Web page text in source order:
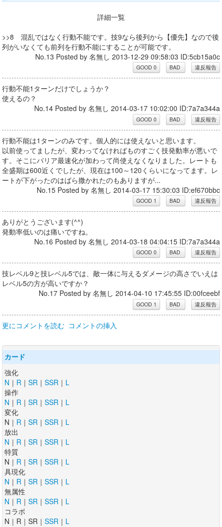
詳細一覧
>>8 混乱ではなく行動不能です。技9なら後列から【優先】なので後
列がいなくても前列を行動不能にすることが可能です。
No.13 Posted by 名無し 2013-12-29 09:58:03 ID:5cb15a0c
行動不能1ターンだけでしょうか？
使えるの？
No.14 Posted by 名無し 2014-03-17 10:02:00 ID:7a7a344a
行動不能は1ターンのみです。個人的には使えないと思います。
以前使ってましたが、変わってなければものすごく技発動率が悪いで
す。そこにバリア最速化が加わって尚使えなくなりました。レートも
全盛期は600近くでしたが、現在は100～120くらいになってます。レ
ートが下がったのはばら撒かれたのもありますが...
No.15 Posted by 名無し 2014-03-17 15:30:03 ID:ef670bbc
ありがとうございます(^^)
発動率低いのは痛いですね。
No.16 Posted by 名無し 2014-03-18 04:04:15 ID:7a7a344a
技レベル9と技レベル5では、敵一体に与えるダメージの高さでいえは
レベル5の方が高いですか？
No.17 Posted by 名無し 2014-04-10 17:45:55 ID:00fceebf
更にコメントを読む コメントの挿入
カード
強化
N ｜ R ｜ SR ｜ SSR ｜ L
操作
N ｜ R ｜ SR ｜ SSR ｜ L
変化
N｜ R ｜ SR ｜ SSR ｜ L
放出
N ｜ R ｜ SR ｜ SSR ｜ L
特質
N｜ R ｜ SR ｜ SSR ｜ L
具現化
N ｜ R ｜ SR ｜ SSR ｜ L
無属性
N ｜ R ｜ SR ｜ SSR ｜ L
コラボ
N｜R｜SR｜ SSR ｜ L